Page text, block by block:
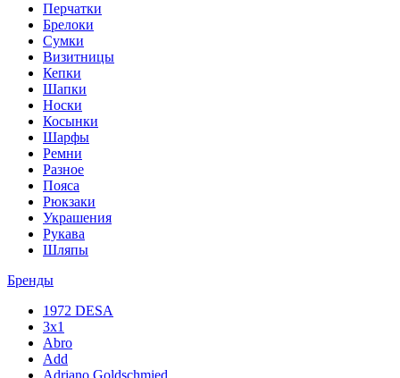
Перчатки
Брелоки
Сумки
Визитницы
Кепки
Шапки
Носки
Косынки
Шарфы
Ремни
Разное
Пояса
Рюкзаки
Украшения
Рукава
Шляпы
Бренды
1972 DESA
3x1
Abro
Add
Adriano Goldschmied